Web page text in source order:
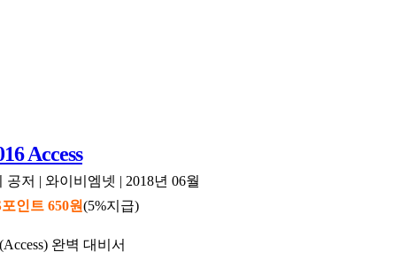
Access
저 | 와이비엠넷 | 2018년 06월
인트 650원(5%지급)
완벽 대비서